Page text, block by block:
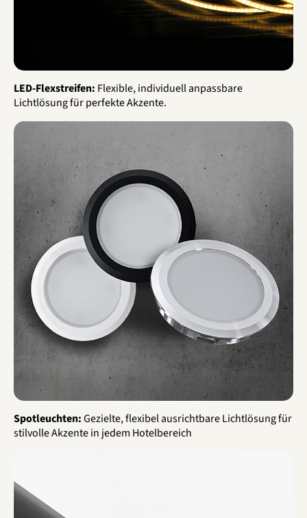
LED-Flexstreifen: Flexible, individuell anpassbare
Lichtlösung für perfekte Akzente.
Spotleuchten:Gezielte, flexibel ausrichtbare Lichtlösung für
stilvolle Akzente in jedem Hotelbereich